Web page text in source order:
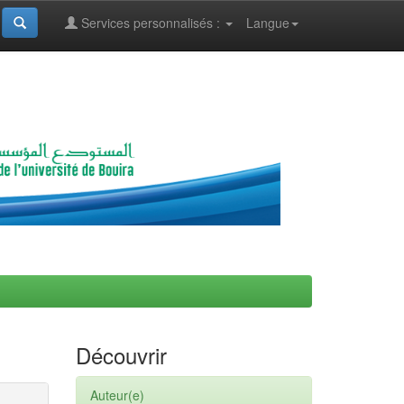
Langue
Services personnalisés :
Découvrir
Auteur(e)